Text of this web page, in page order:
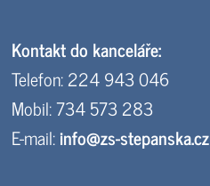
Kontakt do kanceláře:
Telefon: 224 943 046
Mobil: 734 573 283
E-mail:info@zs-stepanska.cz